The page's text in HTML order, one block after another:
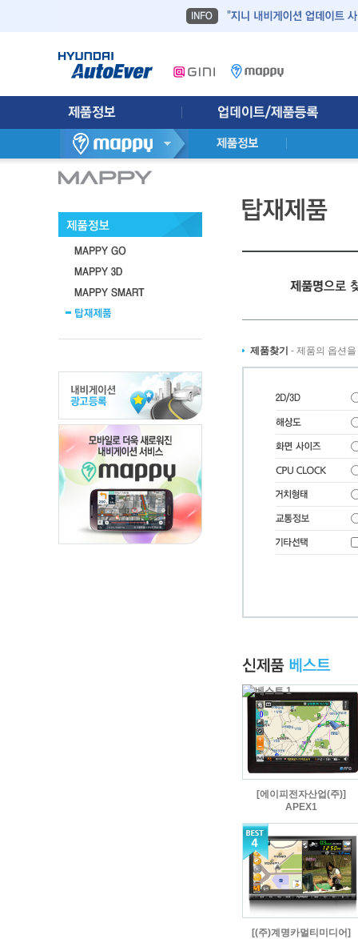
제품찾기 - 제품의 옵션
[에이피전자산업(주)]
APEX1
[(주)계명카멀티미디어]